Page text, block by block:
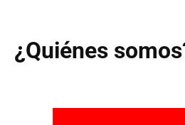
¿Quiénes